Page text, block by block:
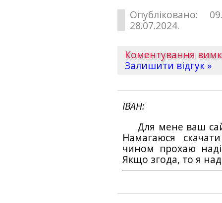
Опубліковано:
28.07.2024.
Коментування
Залишити відгук »
ІВАН
Для мене ваш
Намагаюся
чином прохаю
Якщо згода, то я